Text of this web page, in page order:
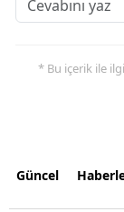
* Bu içerik ile
Güncel